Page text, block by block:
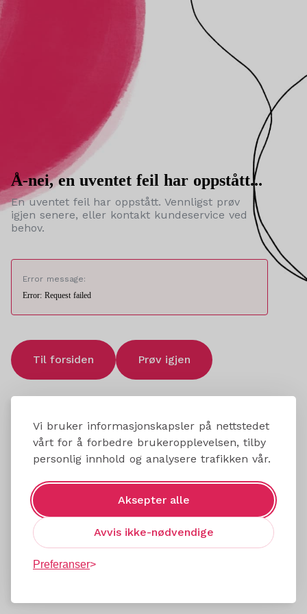
Vi bruker informasjonskapsler på nettstedet
vårt for å forbedre brukeropplevelsen, tilby
personlig innhold og analysere trafikken vår.
Aksepter alle
Avvis ikke-nødvendige
Preferanser
Å-nei, en uventet feil har oppstått...
En uventet feil har oppstått. Vennligst prøv
igjen senere, eller kontakt kundeservice ved
behov.
Error message:
Error: Request failed
Til forsiden Prøv igjen